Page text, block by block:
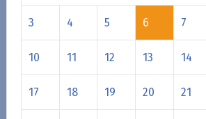
3 4 5 6 7
10 11 12 13 14
17 18 19 20 21